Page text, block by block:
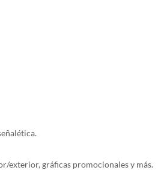
exterior, gráficas promocionales y más.